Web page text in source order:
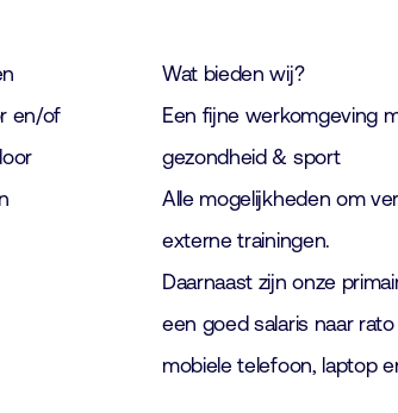
en/of
Wat bieden wij?
Een fijne werkomgeving
gezondheid & sport
Alle mogelijkheden om
externe trainingen.
Daarnaast zijn onze
een goed salaris naar
mobiele telefoon, laptop